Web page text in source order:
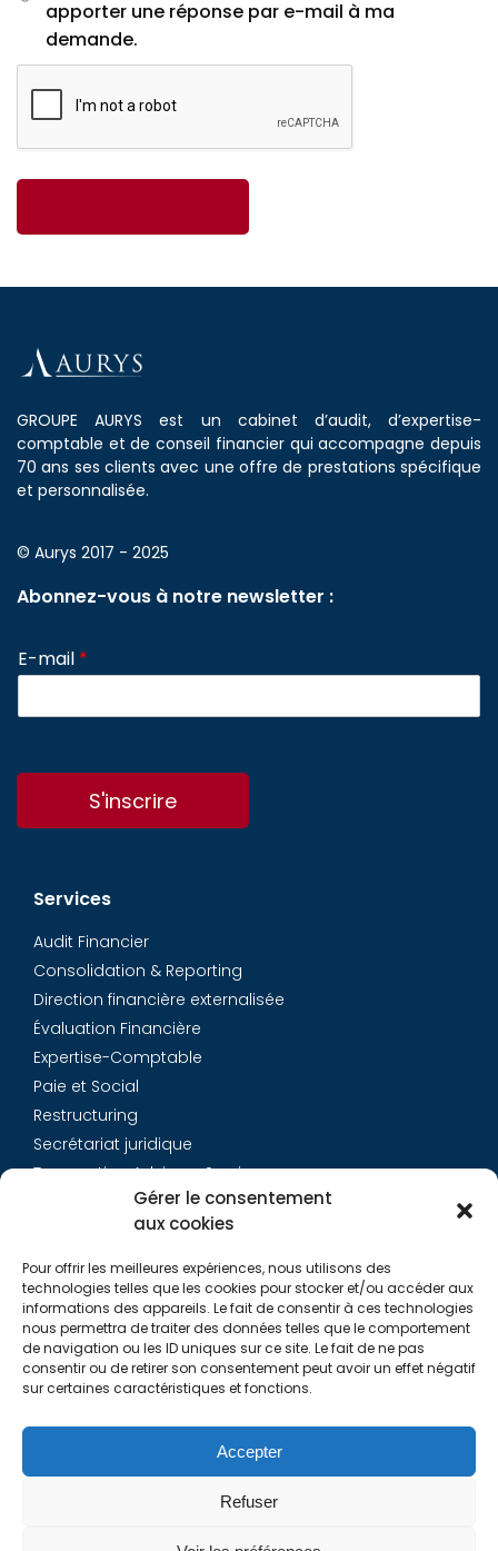
Gérer le consentement
aux cookies
Pour offrir les meilleures expériences, nous utilisons des
technologies telles que les cookies pour stocker et/ou accéder aux
informations des appareils. Le fait de consentir à ces technologies
nous permettra de traiter des données telles que le comportement
de navigation ou les ID uniques sur ce site. Le fait de ne pas
consentir ou de retirer son consentement peut avoir un effet négatif
sur certaines caractéristiques et fonctions.
Accepter
Refuser
apporter une réponse par e-mail à ma
demande.
GROUPE AURYS est un cabinet d’audit, d’expertise-
comptable et de conseil financier qui accompagne depuis
70 ans ses clients avec une offre de prestations spécifique
et personnalisée.
© Aurys 2017 - 2025
Abonnez-vous à notre newsletter :
E-mail *
S'inscrire
Services
Audit Financier
Consolidation & Reporting
Direction financière externalisée
Évaluation Financière
Expertise-Comptable
Paie et Social
Restructuring
Secrétariat juridique
Transaction Advisory Services
Équipe
Carrières
Contact
Liens utiles
Politique de Cookies (EU)